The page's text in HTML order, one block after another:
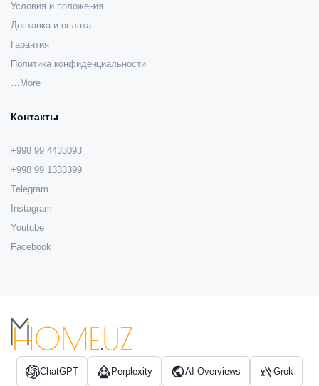
Условия и положения
Доставка и оплата
Гарантия
Политика конфиденциальности
…More
Контакты
+998 99 4433093
+998 99 1333399
Telegram
Instagram
Youtube
Facebook
ChatGPT Perplexity AI Overviews Grok